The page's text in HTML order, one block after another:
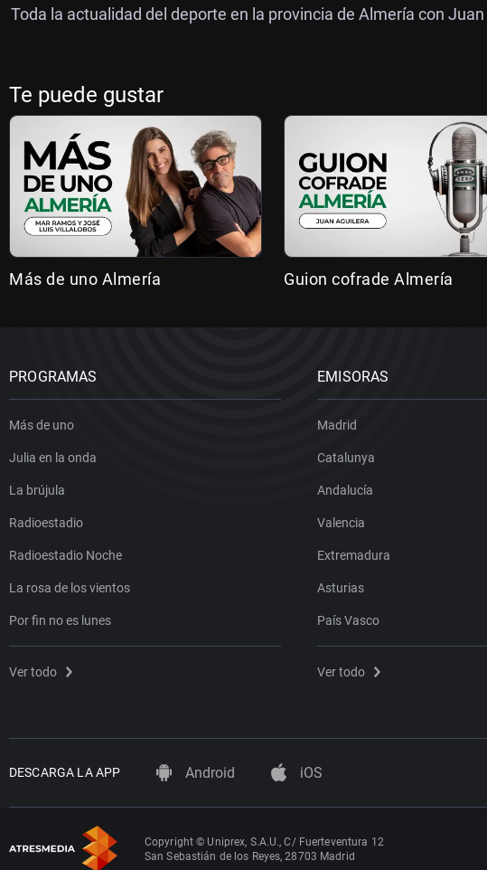
Toda la actualidad del deporte en la provincia de Almería con
Te puede gustar
Más de uno Almería Guion cofrade Almería
PROGRAMAS
Más de uno
Julia en la onda
La brújula
Radioestadio
Radioestadio Noche
La rosa de los vientos
Por fin no es lunes
Ver todo
EMISORAS
Madrid
Catalunya
Andalucía
Valencia
Extremadura
Asturias
País Vasco
Ver todo
DESCARGA LA APP Android iOS
Copyright © Uniprex, S.A.U., C/ Fuerteventura 12
San Sebastián de los Reyes, 28703 Madrid